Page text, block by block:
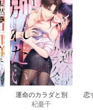
運命のカラダと別
れたい。～思い出
杞憂千
恋